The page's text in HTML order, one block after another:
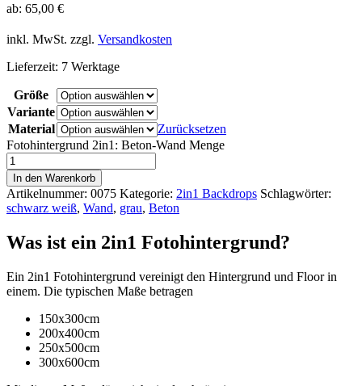
ab: 65,00 €
inkl. MwSt. zzgl. Versandkosten
Lieferzeit: 7 Werktage
Größe
Variante
Material
Zurücksetzen
Fotohintergrund 2in1: Beton-Wand Menge
In den Warenkorb
Artikelnummer: 0075 Kategorie: 2in1 Backdrops Schlagwörter:
schwarz weiß, Wand, grau, Beton
Was ist ein 2in1 Fotohintergrund?
Ein 2in1 Fotohintergrund vereinigt den Hintergrund und Floor in
einem. Die typischen Maße betragen
150x300cm
200x400cm
250x500cm
300x600cm